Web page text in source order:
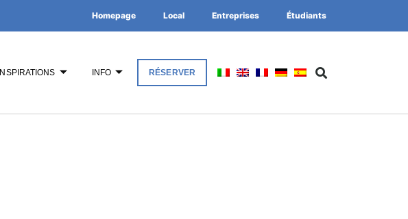
Homepage Local Entreprises Étudiants
INSPIRATIONS INFO RÉSERVER